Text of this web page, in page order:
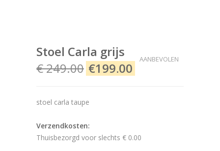
Stoel Carla grijs
€ 249.00 €199.00
AANBEVOLEN
stoel carla taupe
Verzendkosten:
Thuisbezorgd voor slechts € 0.00